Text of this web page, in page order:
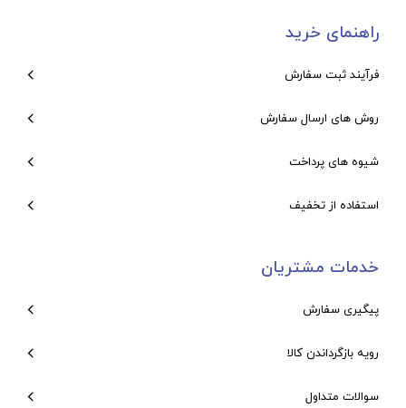
راهنمای خرید
فرآیند ثبت سفارش
روش های ارسال سفارش
شیوه های پرداخت
استفاده از تخفیف
خدمات مشتریان
پیگیری سفارش
رویه بازگرداندن کالا
سوالات متداول